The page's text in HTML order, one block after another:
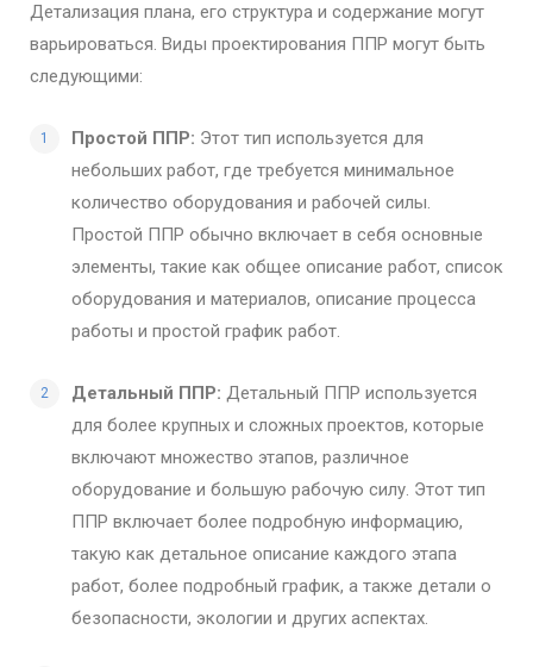
Детализация плана, его структура и содержание могут
варьироваться. Виды проектирования ППР могут быть
следующими:
Простой ППР: Этот тип используется для
небольших работ, где требуется минимальное
количество оборудования и рабочей силы.
Простой ППР обычно включает в себя основные
элементы, такие как общее описание работ, список
оборудования и материалов, описание процесса
работы и простой график работ.
Детальный ППР: Детальный ППР используется
для более крупных и сложных проектов, которые
включают множество этапов, различное
оборудование и большую рабочую силу. Этот тип
ППР включает более подробную информацию,
такую как детальное описание каждого этапа
работ, более подробный график, а также детали о
безопасности, экологии и других аспектах.